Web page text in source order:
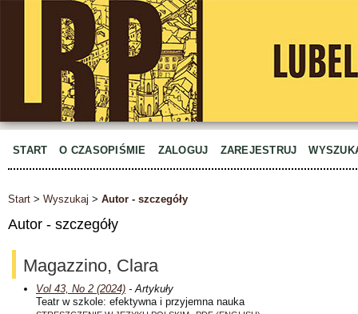
START O CZASOPIŚMIE ZALOGUJ ZAREJESTRUJ
Start > Wyszukaj > Autor - szczegóły
Autor - szczegóły
Magazzino, Clara
Vol 43, No 2 (2024) - Artykuły
Teatr w szkole: efektywna i przyjemna nauka